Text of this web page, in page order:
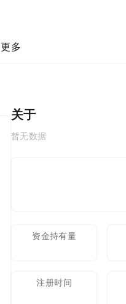
更多
关于
暂无数据
资金持有量
注册时间